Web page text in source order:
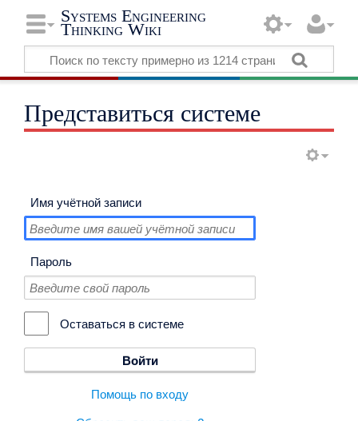
Systems Engineering
Thinking Wiki
Представиться системе
Имя учётной записи
Пароль
Оставаться в системе
Помощь по входу